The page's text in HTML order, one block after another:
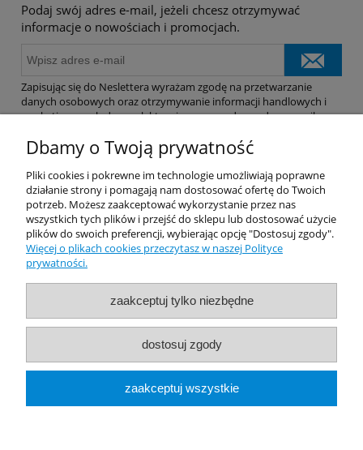
Podaj swój adres e-mail, jeżeli chcesz otrzymywać
informacje o nowościach i promocjach.
Zapisując się do Neslettera wyrażam zgodę na przetwarzanie
danych osobowych oraz otrzymywanie informacji handlowych i
marketingowych drogą elektroniczną na podany adres e-mail.
Pomoc
Dostawa
Moje konto
O firmie
Rekomendowane Strony
Dbamy o Twoją prywatność
Pliki cookies i pokrewne im technologie umożliwiają poprawne
działanie strony i pomagają nam dostosować ofertę do Twoich
potrzeb. Możesz zaakceptować wykorzystanie przez nas
wszystkich tych plików i przejść do sklepu lub dostosować użycie
plików do swoich preferencji, wybierając opcję "Dostosuj zgody".
Więcej o plikach cookies przeczytasz w naszej Polityce
prywatności.
zaakceptuj tylko niezbędne
dostosuj zgody
zaakceptuj wszystkie